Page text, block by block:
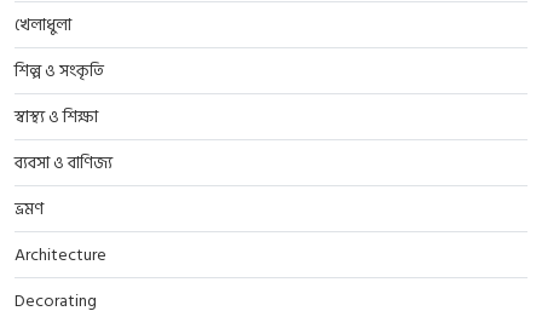
খেলাধুলা
শিল্প ও সংকৃতি
স্বাস্থ্য ও শিক্ষা
ব্যবসা ও বাণিজ্য
ভ্রমণ
Architecture
Decorating